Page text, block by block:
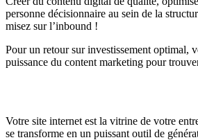
personne décisionnaire au sein de la
misez sur l’inbound !
Pour un retour sur investissement optimal,
puissance du content marketing pour
Votre site internet est la vitrine de votre
se transforme en un puissant outil de